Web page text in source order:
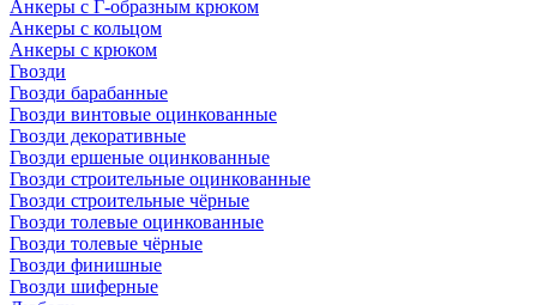
Анкеры с Г-образным крюком
Анкеры с кольцом
Анкеры с крюком
Гвозди
Гвозди барабанные
Гвозди винтовые оцинкованные
Гвозди декоративные
Гвозди ершеные оцинкованные
Гвозди строительные оцинкованные
Гвозди строительные чёрные
Гвозди толевые оцинкованные
Гвозди толевые чёрные
Гвозди финишные
Гвозди шиферные